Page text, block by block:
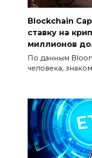
Blockchain
ставку на
миллионов
По данным
человека,